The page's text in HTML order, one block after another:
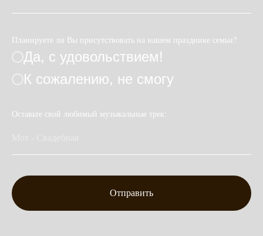
Планируете ли Вы присутствовать на нашем празднике семьи?
Да, с удовольствием!
К сожалению, не смогу
Оставьте свой любимый музыкальные трек:
Отправить